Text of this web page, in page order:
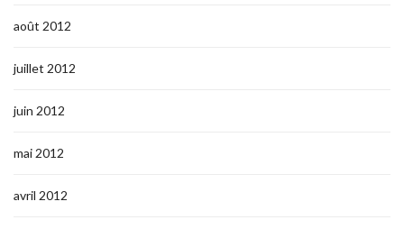
août 2012
juillet 2012
juin 2012
mai 2012
avril 2012